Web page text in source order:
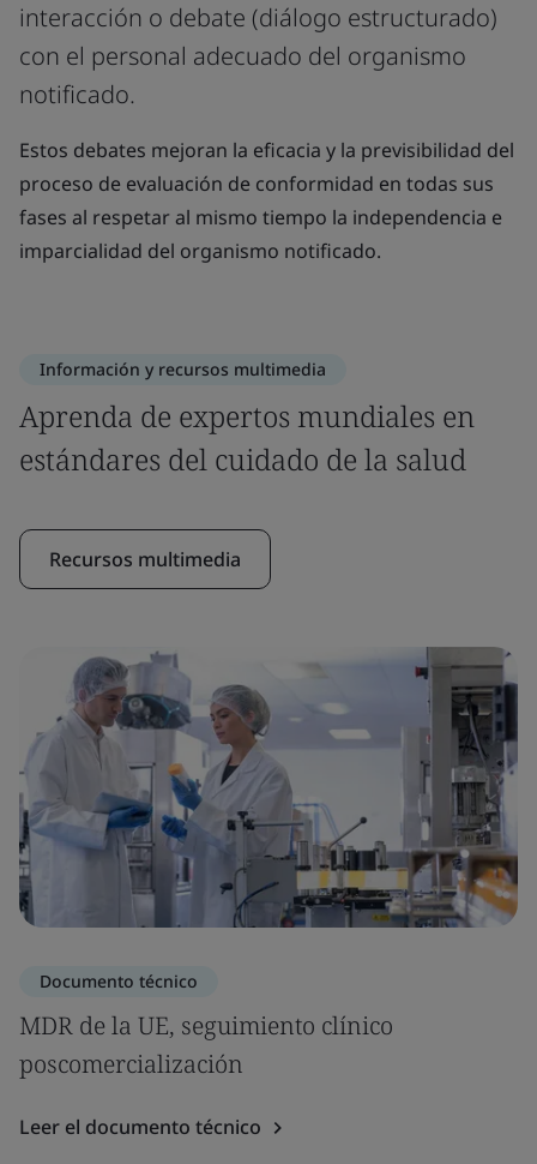
interacción o debate (diálogo estructurado)
con el personal adecuado del organismo
notificado.
Estos debates mejoran la eficacia y la previsibilidad del
proceso de evaluación de conformidad en todas sus
fases al respetar al mismo tiempo la independencia e
imparcialidad del organismo notificado.
Información y recursos multimedia
Aprenda de expertos mundiales en
estándares del cuidado de la salud
Recursos multimedia
Documento técnico
MDR de la UE, seguimiento clínico
poscomercialización
Leer el documento técnico